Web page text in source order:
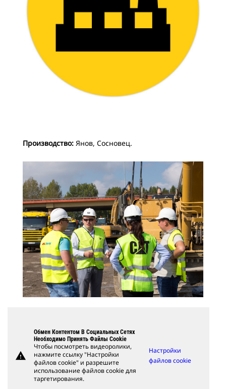
Производство: Янов, Сосновец.
warning
Обмен Контентом В Социальных Сетях
Необходимо Принять Файлы Cookie
Чтобы посмотреть видеоролики,
нажмите ссылку "Настройки
файлов cookie" и разрешите
использование файлов cookie для
таргетирования.
Настройки
файлов cookie